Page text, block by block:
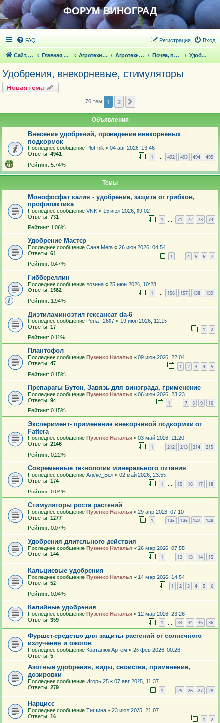
ФОРУМ ВИНОГРАД
FAQ Вход
Регистрация
Сайт, статьи Главная страница Агротехника выращивания винограда Агротехника выращивания винограда Почва, полив Удобрения, внекорневые, стимуляторы
Удобрения, внекорневые, стимуляторы
Новая тема
70 тем 1 2
Объявления
Внесение удобрений, проведение внекорневых
подкормок
Последнее сообщение Plot-nik « 04 авг 2026, 13:46
Ответы: 4941 1 … 492 493 494 495
Рейтинг: 5.74%
Темы
Монофосфат калия - удобрение, защита от грибков,
профилактика
Последнее сообщение VNK « 15 июл 2026, 09:02
Ответы: 731 1 71 72 73 74
Рейтинг: 1.06%
Удобрение Мастер
Последнее сообщение Саня Мега « 26 июн 2026, 04:54
Ответы: 61 1 … 4 5 6 7
Рейтинг: 0.47%
Гиббереллин
Последнее сообщение лозина « 25 июн 2026, 10:28
Ответы: 1582 1 … 156 157 158 159
Рейтинг: 1.94%
Диэтиламиноэтил гексаноат da-6
Последнее сообщение Ренат 2607 « 19 июн 2026, 12:15
Ответы: 17 1 2
Рейтинг: 0.11%
Плантофол
Последнее сообщение Пузенко Наталья « 09 июн 2026, 22:04
Ответы: 47 1 2 3 4 5
Рейтинг: 0.15%
Препараты Бутон, Завязь для винограда, применение
Последнее сообщение Пузенко Наталья « 06 июн 2026, 23:23
Ответы: 94 1 7 8 9 10
Рейтинг: 0.15%
Эксперимент- применение внекорневой подкормки от
Fattera
Последнее сообщение Пузенко Наталья « 03 май 2026, 11:20
Ответы: 2146 1 212 213 214 215
Рейтинг: 0.22%
Современные технологии минерального питания
Последнее сообщение Алекс_Бел « 02 май 2026, 23:55
Ответы: 174 1 … 15 16 17 18
Рейтинг: 0.04%
Стимуляторы роста растений
Последнее сообщение Пузенко Наталья « 29 апр 2026, 07:10
Ответы: 1277 1 125 126 127 128
Рейтинг: 0.07%
Удобрения длительного действия
Последнее сообщение Пузенко Наталья « 26 мар 2026, 07:55
Ответы: 144 1 12 13 14 15
Кальциевые удобрения
Последнее сообщение Пузенко Наталья « 14 мар 2026, 14:54
Ответы: 52 1 2 3 4 5 6
Рейтинг: 0.04%
Калийные удобрения
Последнее сообщение Пузенко Наталья « 12 мар 2026, 23:26
Ответы: 359 1 33 34 35 36
Фуршет-средство для защиты растений от солнечного
излучения и ожогов
Последнее сообщение Ковтанюк Артём « 26 фев 2026, 00:26
Ответы: 5
Азотные удобрения, виды, свойства, применение,
дозировки
Последнее сообщение Игорь 25 « 07 авг 2025, 11:37
Ответы: 279 1 … 25 26 27 28
Нарцисс
Последнее сообщение Тишина « 23 июл 2025, 21:07
Ответы: 16 1 2